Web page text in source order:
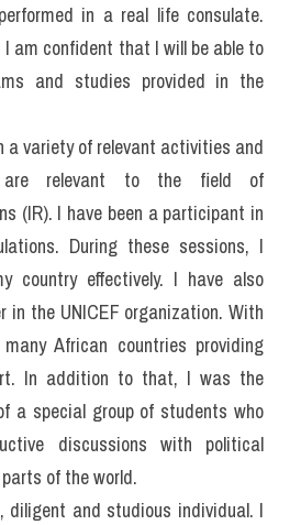
in a real life consulate.
am confident that I will be able to
and studies provided in the
a variety of relevant activities and
are relevant to the field of
(IR). I have been a participant in
During these sessions, I
country effectively. I have also
in the UNICEF organization. With
African countries providing
In addition to that, I was the
a special group of students who
discussions with political
of the world.
diligent and studious individual. I